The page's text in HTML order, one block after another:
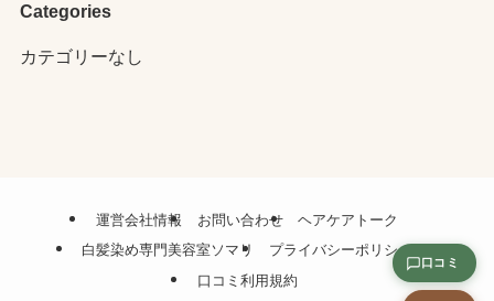
Categories
カテゴリーなし
運営会社情報 お問い合わせ
ヘアケアトーク
白髪染め専門美容室ソマリ
プライバシーポリシー
口コミ利用規約
口コミ